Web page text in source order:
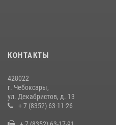
27 июля 2026, 05:05
В преддверии сезона охоты
Республике напоминает о
16 июля 2026, 12:46
КОНТАКТЫ
428022
г. Чебоксары,
ул. Декабристов, д. 13
+ 7 (8352) 63-11-26